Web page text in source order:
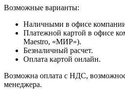
Возможные варианты:
Наличными в офисе
Платежной картой в офисе
Maestro, «МИР»).
Безналичный расчет.
Оплата картой онлайн.
Возможна оплата с НДС,
менеджера.